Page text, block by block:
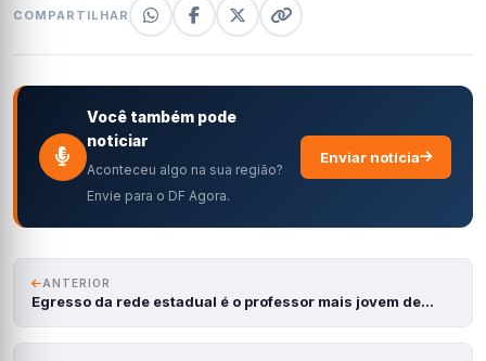
COMPARTILHAR
Você também pode
noticiar
Aconteceu algo na sua região?
Envie para o DF Agora.
Enviar notícia
ANTERIOR
Egresso da rede estadual é o professor mais jovem de…